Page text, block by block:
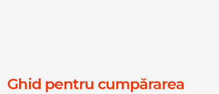
Ghid pentru cumpărarea